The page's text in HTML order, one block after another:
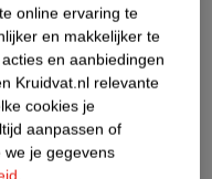
online ervaring te
en makkelijker te
en aanbiedingen
Kruidvat.nl relevante
cookies je
aanpassen of
we je gegevens